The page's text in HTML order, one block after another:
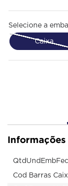
Selecione a
Caixa
Informações
Cod Barras